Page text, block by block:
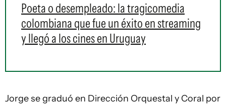
Poeta o desempleado: la tragicomedia
colombiana que fue un éxito en streaming
y llegó a los cines en Uruguay
Jorge se graduó en Dirección Orquestal y Coral por